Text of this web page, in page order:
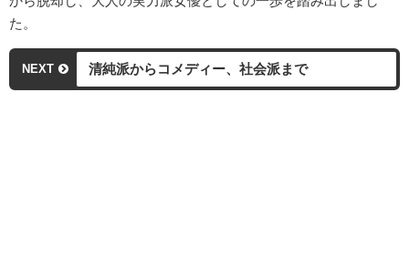
た。
NEXT 清純派からコメディー、社会派まで